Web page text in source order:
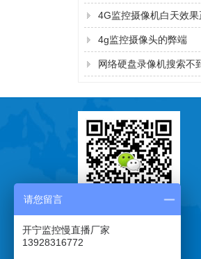
4G监控摄像机白天效果
常，晚上看不清？
4g监控摄像头的弊端
网络硬盘录像机搜索不
法
一对一技术支持
请您留言
开宁监控慢直播厂家
13928316772